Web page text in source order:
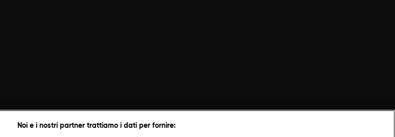
Noi e i nostri partner trattiamo i dati per fornire: